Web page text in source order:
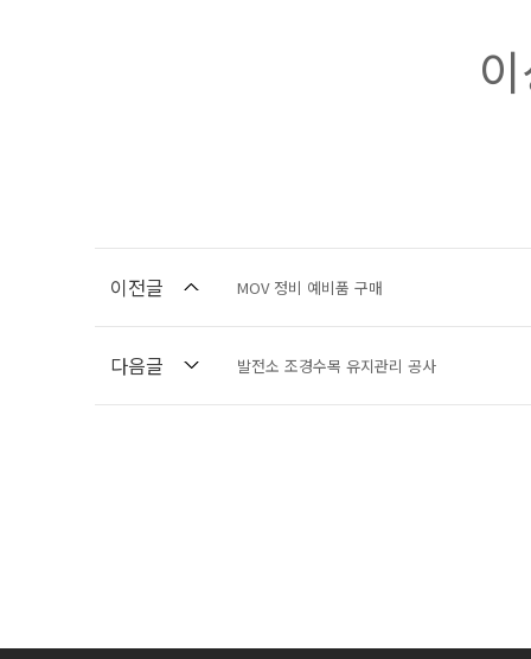
이전글 MOV 정비 예비품 구매
다음글 발전소 조경수목 유지관리 공사